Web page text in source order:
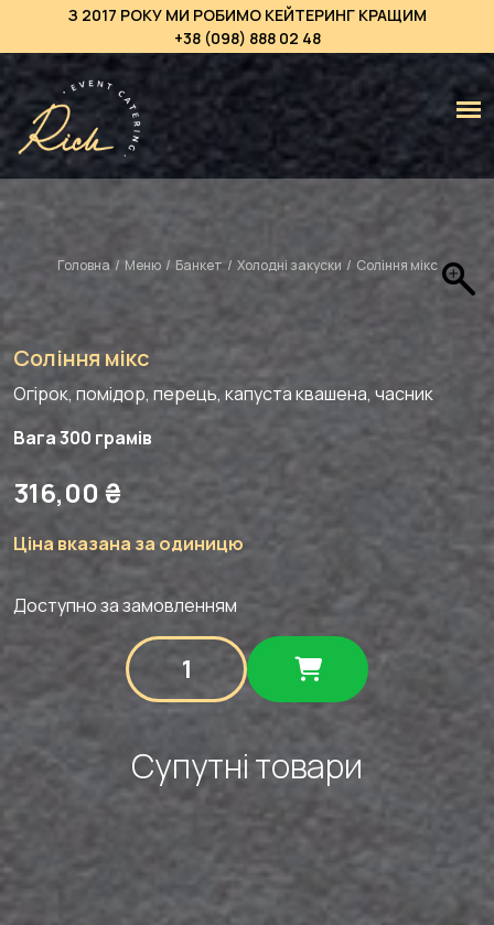
З 2017 РОКУ МИ РОБИМО КЕЙТЕРИНГ КРАЩИМ
+38 (098) 888 02 48
Головна / Меню / Банкет / Холодні закуски / Соління мікс
Соління мікс
Огірок, помідор, перець, капуста квашена, часник
Вага 300 грамів
316,00 ₴
Ціна вказана за одиницю
Доступно за замовленням
Соління
мікс
кількість
Супутні товари